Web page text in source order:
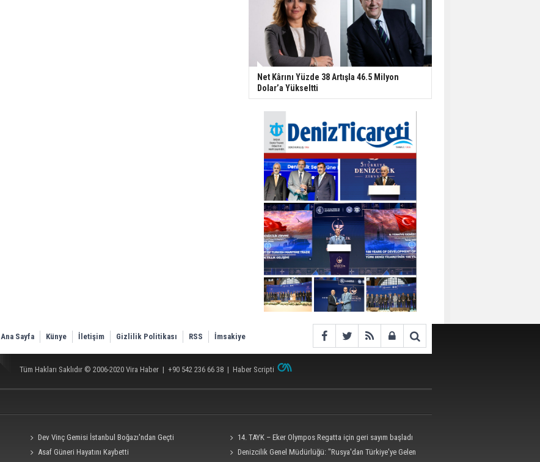
Net Kârını Yüzde 38 Artışla 46.5 Milyon
Dolar’a Yükseltti
Ana Sayfa Künye İletişim Gizlilik Politikası RSS İmsakiye
Tüm Hakları Saklıdır © 2006-2020 Vira Haber | +90 542 236 66 38 | Haber Scripti
Dev Vinç Gemisi İstanbul Boğazı'ndan Geçti
14. TAYK – Eker Olympos Regatta için geri sayım başladı
Asaf Güneri Hayatını Kaybetti Denizcilik Genel Müdürlüğü: "Rusya'dan Türkiye'ye Gelen